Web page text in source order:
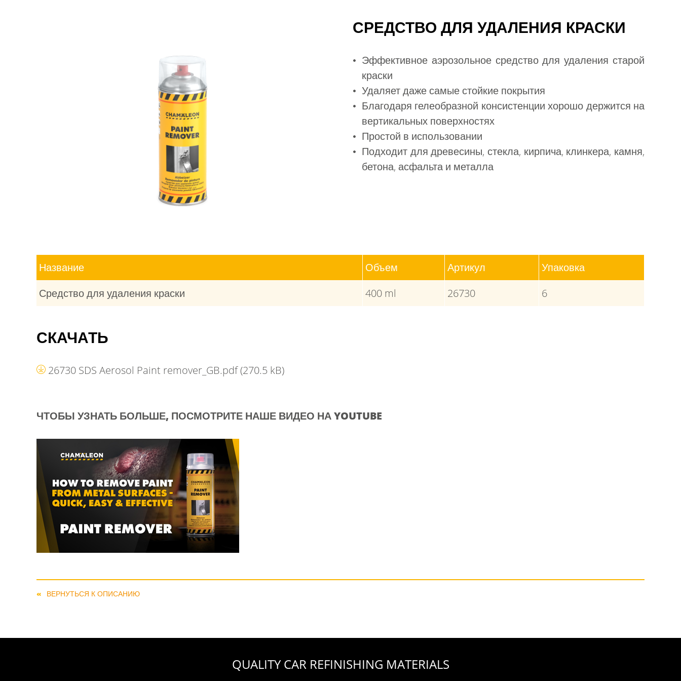
СРЕДСТВО ДЛЯ УДАЛЕНИЯ КРАСКИ
Эффективное аэрозольное средство для удаления старой
краски
Удаляет даже самые стойкие покрытия
Благодаря гелеобразной консистенции хорошо держится на
вертикальных поверхностях
Простой в использовании
Подходит для древесины, стекла, кирпича, клинкера, камня,
бетона, асфальта и металла
Название Объем Артикул
Упаковка
Средство для удаления краски
400 ml 26730 6
СКАЧАТЬ
26730 SDS Aerosol Paint remover_GB.pdf(270.5 kB)
ЧТОБЫ УЗНАТЬ БОЛЬШЕ, ПОСМОТРИТЕ НАШЕ ВИДЕО НА YOUTUBE
ВЕРНУТЬСЯ К ОПИСАНИЮ
QUALITY CAR REFINISHING MATERIALS